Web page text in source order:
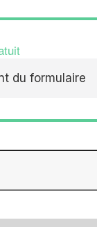
du formulaire